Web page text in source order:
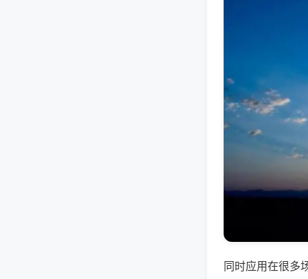
同时应用在很多